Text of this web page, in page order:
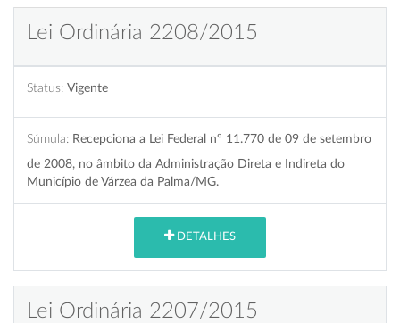
Lei Ordinária 2208/2015
Status: Vigente
Súmula: Recepciona a Lei Federal nº 11.770 de 09 de setembro
de 2008, no âmbito da Administração Direta e Indireta do
Município de Várzea da Palma/MG.
DETALHES
Lei Ordinária 2207/2015